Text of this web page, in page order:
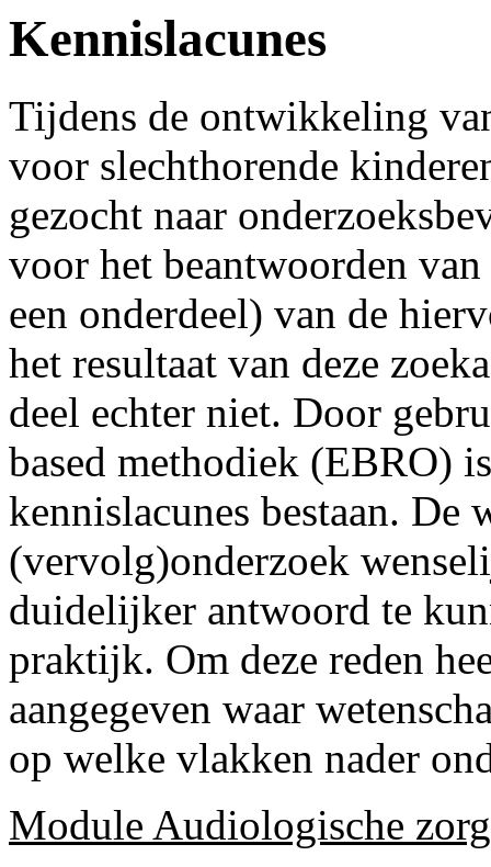
Kennislacunes
Tijdens de ontwikkeling
voor slechthorende
gezocht naar
voor het beantwoorden
een onderdeel) van de
het resultaat van deze
deel echter niet. Door
based methodiek (EBRO)
kennislacunes bestaan. De
(vervolg)onderzoek
duidelijker antwoord te
praktijk. Om deze reden
aangegeven waar
op welke vlakken nader
Module Audiologische